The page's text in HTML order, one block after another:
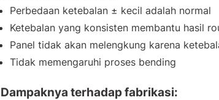
Perbedaan ketebalan ± kecil adalah normal
Ketebalan yang konsisten membantu hasil
Panel tidak akan melengkung karena
Tidak memengaruhi proses bending
Dampaknya terhadap fabrikasi: